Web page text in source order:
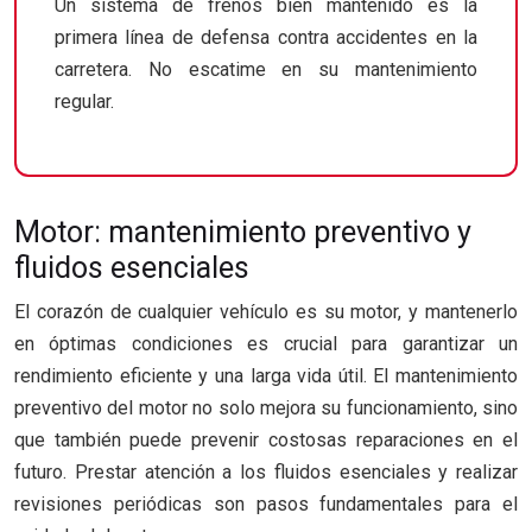
Un sistema de frenos bien mantenido es la
primera línea de defensa contra accidentes en la
carretera. No escatime en su mantenimiento
regular.
Motor: mantenimiento preventivo y
fluidos esenciales
El corazón de cualquier vehículo es su motor, y mantenerlo
en óptimas condiciones es crucial para garantizar un
rendimiento eficiente y una larga vida útil. El mantenimiento
preventivo del motor no solo mejora su funcionamiento, sino
que también puede prevenir costosas reparaciones en el
futuro. Prestar atención a los fluidos esenciales y realizar
revisiones periódicas son pasos fundamentales para el